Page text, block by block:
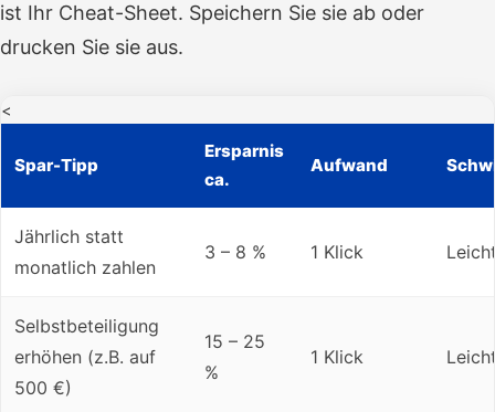
ist Ihr Cheat-Sheet. Speichern Sie sie ab oder
drucken Sie sie aus.
<
Spar-Tipp
Ersparnis
ca.
Aufwand
Jährlich statt
monatlich zahlen
3 – 8 % 1 Klick
Selbstbeteiligung
erhöhen (z.B. auf
500 €)
15 – 25
%
1 Klick